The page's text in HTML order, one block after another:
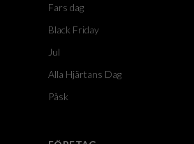
Fars dag
Black Friday
Jul
Alla Hjärtans Dag
Påsk